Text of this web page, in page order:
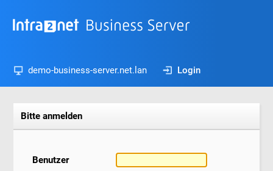
demo-business-server.net.lan Login
Bitte anmelden
Benutzer